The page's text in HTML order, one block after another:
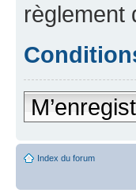
règlement
Index du forum